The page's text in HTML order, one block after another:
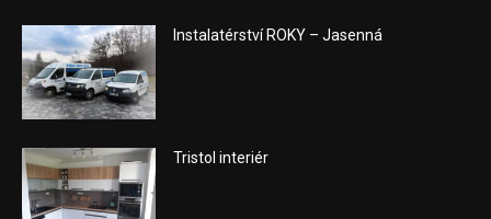
Instalatérství ROKY – Jasenná
Tristol interiér